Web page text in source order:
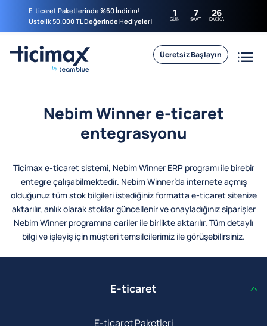
E-ticaret Paketlerinde %60 İndirim!
Üstelik 50.000 TL Değerinde Hediyeler!
1
GÜN 7
SAAT 26
DAKIKA
Ücretsiz Başlayın
Nebim Winner e-ticaret
entegrasyonu
Ticimax e-ticaret sistemi, Nebim Winner ERP programı ile birebir
entegre çalışabilmektedir. Nebim Winner’da internete açmış
olduğunuz tüm stok bilgileri istediğiniz formatta e-ticaret sitenize
aktarılır, anlık olarak stoklar güncellenir ve onayladığınız siparişler
Nebim Winner programına cariler ile birlikte aktarılır. Tüm detaylı
bilgi ve işleyiş için müşteri temsilcilerimiz ile görüşebilirsiniz.
E-ticaret
E-ticaret Paketleri